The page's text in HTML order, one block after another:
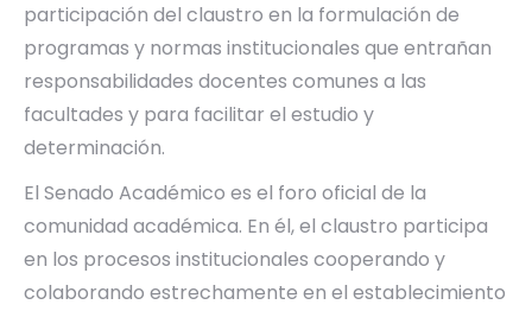
participación del claustro en la formulación de
programas y normas institucionales que entrañan
responsabilidades docentes comunes a las
facultades y para facilitar el estudio y
determinación.
El Senado Académico es el foro oficial de la
comunidad académica. En él, el claustro participa
en los procesos institucionales cooperando y
colaborando estrechamente en el establecimiento